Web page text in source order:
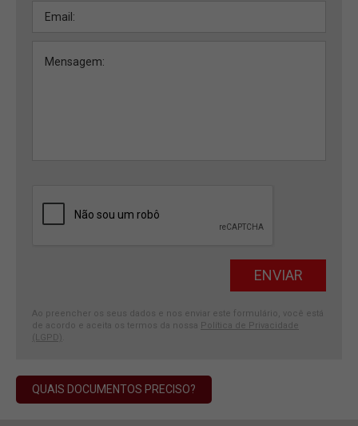
Ao preencher os seus dados e nos enviar este formulário, você está
de acordo e aceita os termos da nossa Política de Privacidade
(LGPD)
QUAIS DOCUMENTOS PRECISO?